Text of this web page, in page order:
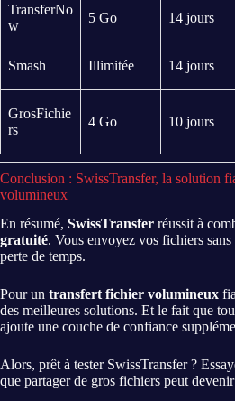
TransferNo
w
5 Go 14 jours
Smash Illimitée 14 jours
GrosFichie
rs
4 Go 10 jours
Conclusion : SwissTransfer, la solution
volumineux
En résumé, SwissTransfer réussit à
gratuité. Vous envoyez vos fichiers sans
perte de temps.
Pour un transfert fichier volumineux
des meilleures solutions. Et le fait que
ajoute une couche de confiance
Alors, prêt à tester SwissTransfer ?
que partager de gros fichiers peut